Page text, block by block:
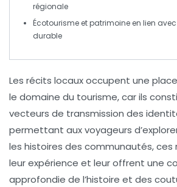
régionale
Écotourisme et patrimoine en lien
durable
Les récits locauxoccupent une
le domaine du tourisme, car ils
vecteurs de transmission des
permettant aux voyageurs
les histoires des communautés, ces
leur expérience et leur offrent une
approfondie de l’histoire et des